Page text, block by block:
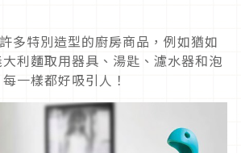
多特別造型的廚房商品，例如猶如
利麵取用器具、湯匙、濾水器和泡
一樣都好吸引人！